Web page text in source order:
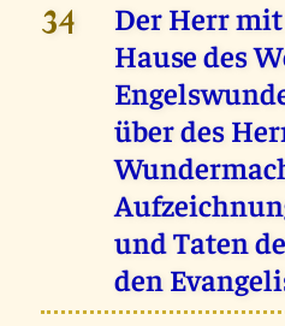
34
Der Herr
Hause des
über des
und Taten
den